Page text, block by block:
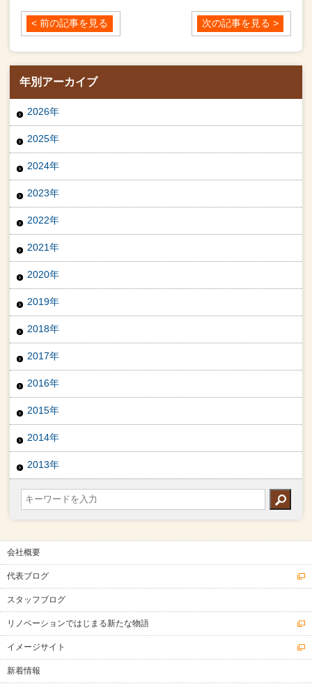
< 前の記事を見る 次の記事を見る >
年別アーカイブ
2026年
2025年
2024年
2023年
2022年
2021年
2020年
2019年
2018年
2017年
2016年
2015年
2014年
2013年
会社概要
代表ブログ
スタッフブログ
リノベーションではじまる新たな物語
イメージサイト
新着情報